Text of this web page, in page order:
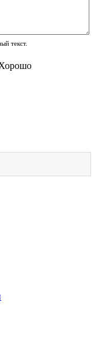
текст.